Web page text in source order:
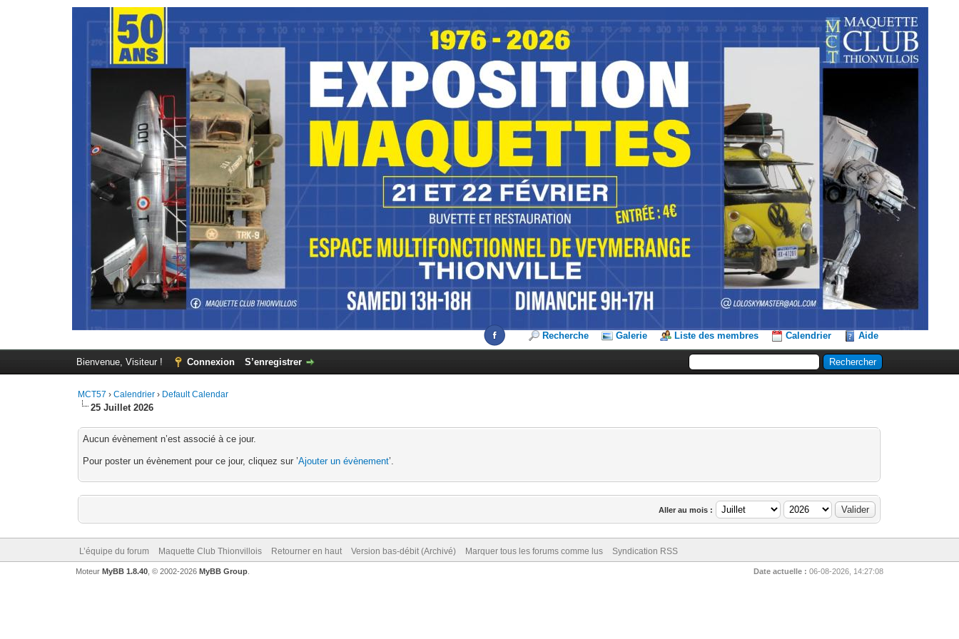
Recherche Galerie Liste des membres Calendrier Aide
Bienvenue, Visiteur ! Connexion S’enregistrer
MCT57 ›Calendrier › Default Calendar
25 Juillet 2026
Aucun évènement n’est associé à ce jour.
Pour poster un évènement pour ce jour, cliquez sur ’Ajouter un évènement’.
Aller au mois :
L’équipe du forum Maquette Club Thionvillois Retourner en haut Version bas-débit (Archivé) Marquer tous les forums comme lus Syndication RSS
Date actuelle : 06-08-2026, 14:27:08
Moteur MyBB 1.8.40, © 2002-2026 MyBB Group.